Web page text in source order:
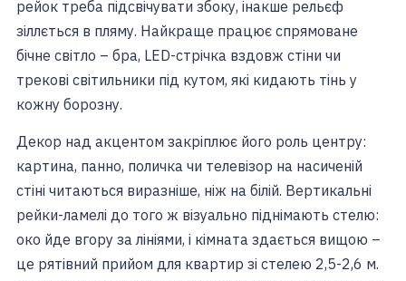
рейок треба підсвічувати збоку, інакше рельєф
зіллється в пляму. Найкраще працює спрямоване
бічне світло – бра, LED-стрічка вздовж стіни чи
трекові світильники під кутом, які кидають тінь у
кожну борозну.
Декор над акцентом закріплює його роль центру:
картина, панно, поличка чи телевізор на насиченій
стіні читаються виразніше, ніж на білій. Вертикальні
рейки-ламелі до того ж візуально піднімають стелю:
око йде вгору за лініями, і кімната здається вищою –
це рятівний прийом для квартир зі стелею 2,5-2,6 м.